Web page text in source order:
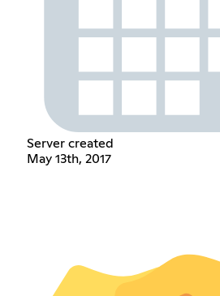
Server created
May 13th, 2017